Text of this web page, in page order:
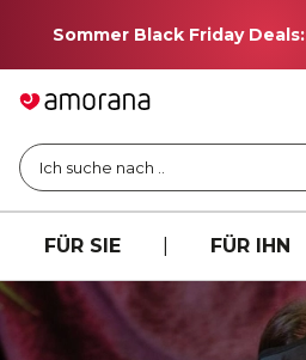
Sommer Black Friday Deals:
Ich suche nach ..
FÜR SIE FÜR IHN